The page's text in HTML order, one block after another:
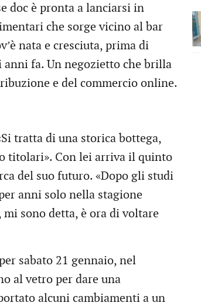
doc è pronta a lanciarsi in
che sorge vicino al bar
nata e cresciuta, prima di
fa. Un negozietto che brilla
e del commercio online.
tratta di una storica bottega,
titolari». Con lei arriva il quinto
del suo futuro. «Dopo gli studi
anni solo nella stagione
sono detta, è ora di voltare
sabato 21 gennaio, nel
al vetro per dare una
alcuni cambiamenti a un